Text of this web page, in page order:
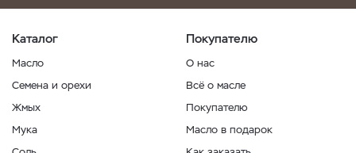
Каталог
Масло
Семена и орехи
Жмых
Мука
Покупателю
О нас
Всё о масле
Покупателю
Масло в подарок